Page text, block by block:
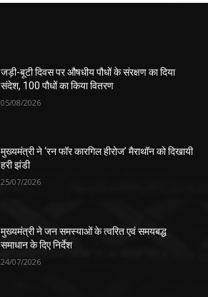
जड़ी-बूटी दिवस पर औषधीय पौधों के संरक्षण का दिया
संदेश, 100 पौधों का किया वितरण
05/08/2026
मुख्यमंत्री ने ‘रन फॉर कारगिल हीरोज’ मैराथॉन को दिखायी
हरी झंडी
25/07/2026
मुख्यमंत्री ने जन समस्याओं के त्वरित एवं समयबद्ध
समाधान के दिए निर्देश
24/07/2026